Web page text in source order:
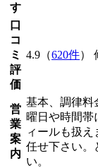
す
口
コ
ミ
評
価
4.9（620件）
営
業
案
内
基本、調律料
曜日や時間帯
ィールも扱
任せ下さい。
い。